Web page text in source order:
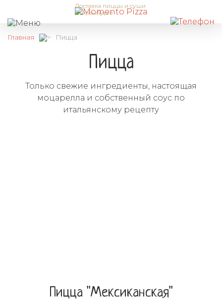
Доставка пиццы и суши
в Оренбурге
Главная Пицца
Пицца
Только свежие ингредиенты, настоящая
моцарелла и собственный соус по
итальянскому рецепту
Пицца "Мексиканская"